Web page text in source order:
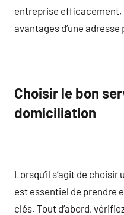
entreprise
avantages d’une
Choisir le bon
domiciliation
Lorsqu’il s’agit de
est essentiel de prendre
clés. Tout d’abord,